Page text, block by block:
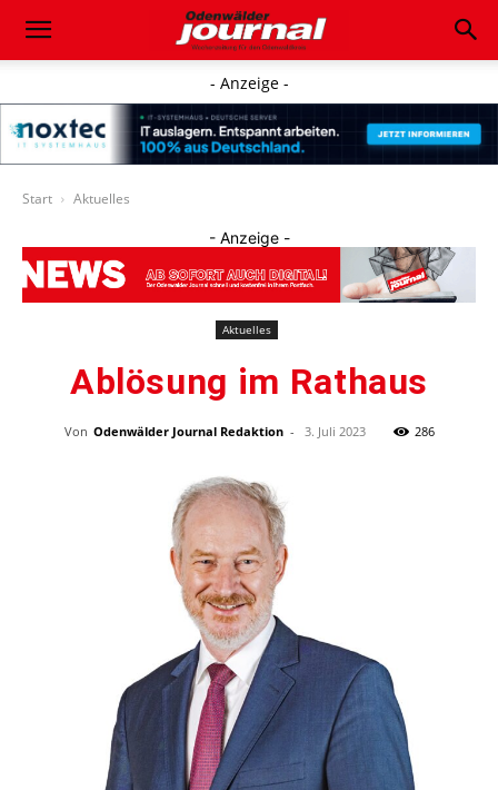
- Anzeige -
Start Aktuelles
- Anzeige -
Aktuelles
Ablösung im Rathaus
Von Odenwälder Journal Redaktion - 3. Juli 2023 286